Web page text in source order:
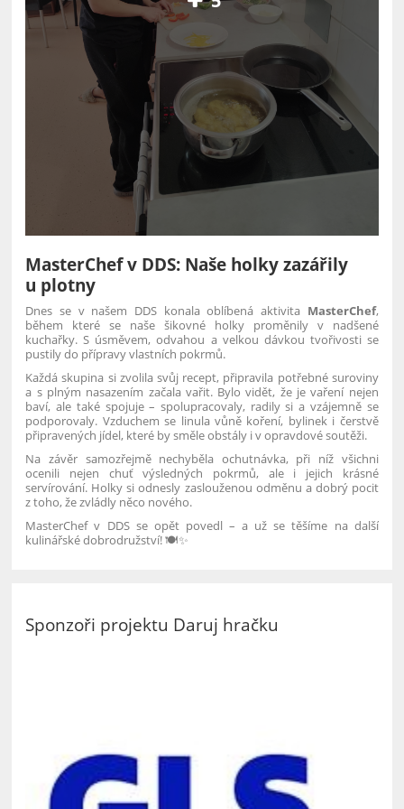
MasterChef v DDS: Naše holky zazářily
u plotny
Dnes se v našem DDS konala oblíbená aktivita MasterChef,
během které se naše šikovné holky proměnily v nadšené
kuchařky. S úsměvem, odvahou a velkou dávkou tvořivosti se
pustily do přípravy vlastních pokrmů.
Každá skupina si zvolila svůj recept, připravila potřebné suroviny
a s plným nasazením začala vařit. Bylo vidět, že je vaření nejen
baví, ale také spojuje – spolupracovaly, radily si a vzájemně se
podporovaly. Vzduchem se linula vůně koření, bylinek i čerstvě
připravených jídel, které by směle obstály i v opravdové soutěži.
Na závěr samozřejmě nechyběla ochutnávka, při níž všichni
ocenili nejen chuť výsledných pokrmů, ale i jejich krásné
servírování. Holky si odnesly zaslouženou odměnu a dobrý pocit
z toho, že zvládly něco nového.
MasterChef v DDS se opět povedl – a už se těšíme na další
kulinářské dobrodružství! 🍽️✨
Sponzoři projektu Daruj hračku